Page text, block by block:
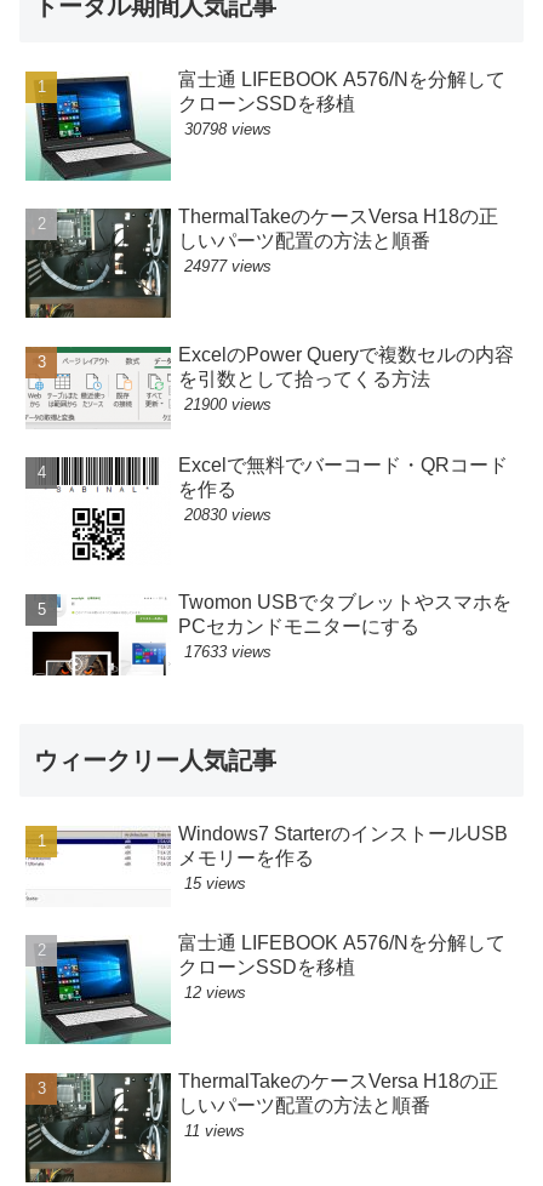
トータル期間人気記事
富士通 LIFEBOOK A576/Nを分解して
クローンSSDを移植
30798 views
ThermalTakeのケースVersa H18の正
しいパーツ配置の方法と順番
24977 views
ExcelのPower Queryで複数セルの内容
を引数として拾ってくる方法
21900 views
Excelで無料でバーコード・QRコード
を作る
20830 views
Twomon USBでタブレットやスマホを
PCセカンドモニターにする
17633 views
ウィークリー人気記事
Windows7 StarterのインストールUSB
メモリーを作る
15 views
富士通 LIFEBOOK A576/Nを分解して
クローンSSDを移植
12 views
ThermalTakeのケースVersa H18の正
しいパーツ配置の方法と順番
11 views